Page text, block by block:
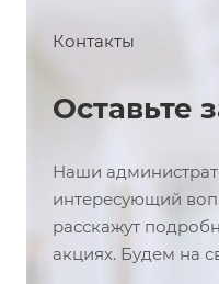
Контакты
Оставьте
Наши
интересующий
расскажут
акциях. Будем на